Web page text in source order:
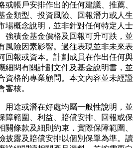
或帳戶安排作出的任何建議、推薦、
金類型、投資風險、回報潛力或人生
場概念說明，並非針對任何特定人士
強積金基金價格及回報可升可跌，並
風險因素影響。過往表現並非未來表
回報或資本。計劃成員在作出任何與
細閱有關計劃文件及基金說明書，並
資格的專業顧問。本文內容並未經證
審核。
用途或潛在好處均屬一般性說明，並
障範圍、利益、賠償安排、回報或保
關條款及細則約束，實際保障範圍、
披露及賠償安排以個別保單為準。讀